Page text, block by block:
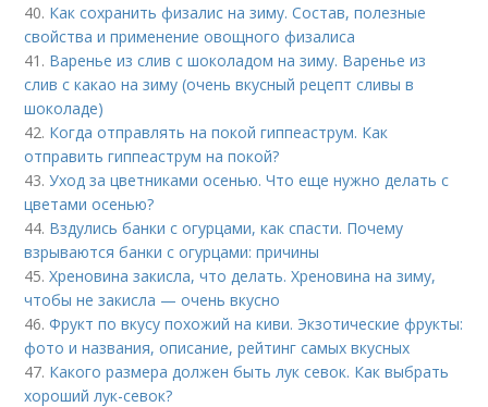
40. Как сохранить физалис на зиму. Состав, полезные
свойства и применение овощного физалиса
41. Варенье из слив с шоколадом на зиму. Варенье из
слив с какао на зиму (очень вкусный рецепт сливы в
шоколаде)
42. Когда отправлять на покой гиппеаструм. Как
отправить гиппеаструм на покой?
43.Уход за цветниками осенью. Что еще нужно делать с
цветами осенью?
44. Вздулись банки с огурцами, как спасти. Почему
взрываются банки с огурцами: причины
45.Хреновина закисла, что делать. Хреновина на зиму,
чтобы не закисла — очень вкусно
46.Фрукт по вкусу похожий на киви. Экзотические фрукты:
фото и названия, описание, рейтинг самых вкусных
47. Какого размера должен быть лук севок. Как выбрать
хороший лук-севок?